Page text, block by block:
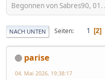
Begonnen von Sabres90,
NACH UNTEN Seiten 1 2
parise
04. Mai 2026, 19:38:17